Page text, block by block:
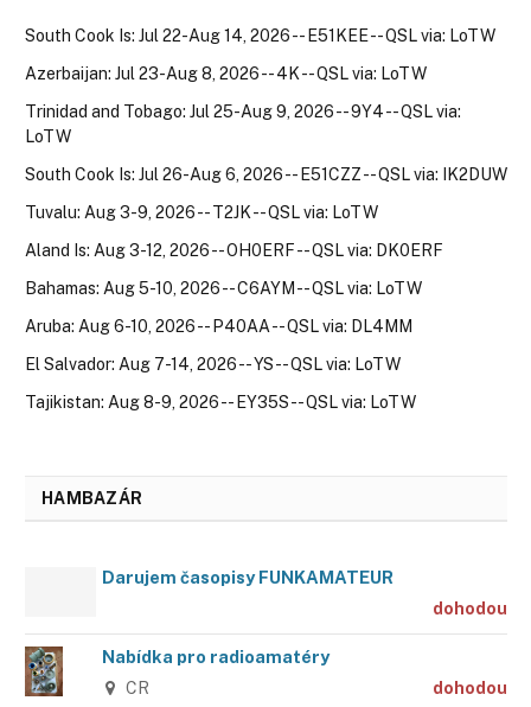
South Cook Is: Jul 22-Aug 14, 2026 -- E51KEE -- QSL via: LoTW
Azerbaijan: Jul 23-Aug 8, 2026 -- 4K -- QSL via: LoTW
Trinidad and Tobago: Jul 25-Aug 9, 2026 -- 9Y4 -- QSL via:
LoTW
South Cook Is: Jul 26-Aug 6, 2026 -- E51CZZ -- QSL via: IK2DUW
Tuvalu: Aug 3-9, 2026 -- T2JK -- QSL via: LoTW
Aland Is: Aug 3-12, 2026 -- OH0ERF -- QSL via: DK0ERF
Bahamas: Aug 5-10, 2026 -- C6AYM -- QSL via: LoTW
Aruba: Aug 6-10, 2026 -- P40AA -- QSL via: DL4MM
El Salvador: Aug 7-14, 2026 -- YS -- QSL via: LoTW
Tajikistan: Aug 8-9, 2026 -- EY35S -- QSL via: LoTW
HAMBAZÁR
Darujem časopisy FUNKAMATEUR
dohodou
Nabídka pro radioamatéry
CR dohodou